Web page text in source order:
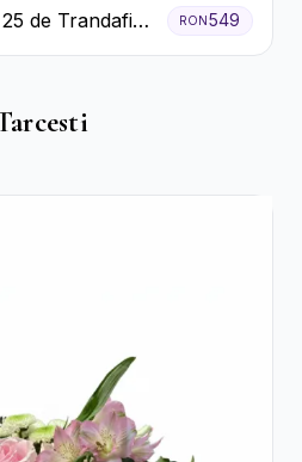
de Trandafiri
RON549